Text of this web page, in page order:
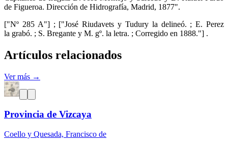
de Figueroa. Dirección de Hidrografía, Madrid, 1877".
["Nº 285 A"] ; ["José Riudavets y Tudury la delineó. ; E. Perez
la grabó. ; S. Bregante y M. gº. la letra. ; Corregido en 1888."] .
Artículos relacionados
Ver más →
Provincia de Vizcaya
Coello y Quesada, Francisco de